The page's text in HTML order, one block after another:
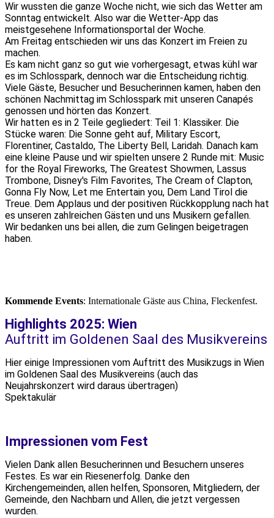
Wir wussten die ganze Woche nicht, wie sich das Wetter am
Sonntag entwickelt. Also war die Wetter-App das
meistgesehene Informationsportal der Woche.
Am Freitag entschieden wir uns das Konzert im Freien zu
machen.
Es kam nicht ganz so gut wie vorhergesagt, etwas kühl war
es im Schlosspark, dennoch war die Entscheidung richtig.
Viele Gäste, Besucher und Besucherinnen kamen, haben den
schönen Nachmittag im Schlosspark mit unseren Canapés
genossen und hörten das Konzert.
Wir hatten es in 2 Teile gegliedert: Teil 1: Klassiker. Die
Stücke waren: Die Sonne geht auf, Military Escort,
Florentiner, Castaldo, The Liberty Bell, Laridah. Danach kam
eine kleine Pause und wir spielten unsere 2 Runde mit: Music
for the Royal Fireworks, The Greatest Showmen, Lassus
Trombone, Disney's Film Favorites, The Cream of Clapton,
Gonna Fly Now, Let me Entertain you, Dem Land Tirol die
Treue. Dem Applaus und der positiven Rückkopplung nach hat
es unseren zahlreichen Gästen und uns Musikern gefallen.
Wir bedanken uns bei allen, die zum Gelingen beigetragen
haben.
Kommende Events: Internationale Gäste aus China, Fleckenfest.
Highlights 2025: Wien
Auftritt im Goldenen Saal des Musikvereins
Hier einige Impressionen vom Auftritt des Musikzugs in Wien
im Goldenen Saal des Musikvereins (auch das
Neujahrskonzert wird daraus übertragen)
Spektakulär
Impressionen vom Fest
Vielen Dank allen Besucherinnen und Besuchern unseres
Festes. Es war ein Riesenerfolg. Danke den
Kirchengemeinden, allen helfen, Sponsoren, Mitgliedern, der
Gemeinde, den Nachbarn und Allen, die jetzt vergessen
wurden.